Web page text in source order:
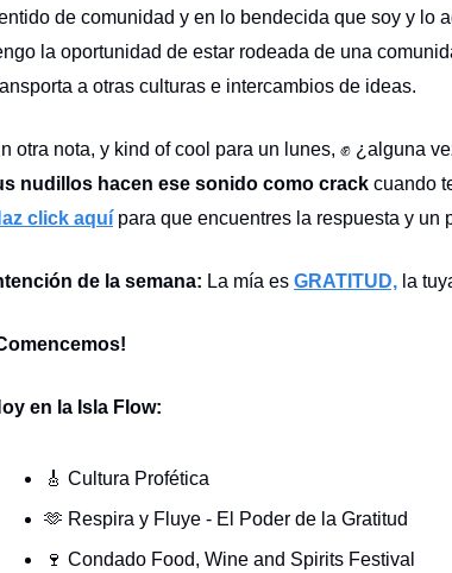
de comunidad y en lo bendecida que soy y lo
la oportunidad de estar rodeada de una
a otras culturas e intercambios de ideas.
otra nota, y kind of cool para un lunes, ✊ ¿alguna
nudillos hacen ese sonido como crack cuando
click aquí para que encuentres la respuesta y un
de la semana: La mía es GRATITUD, la
en la Isla Flow:
🎸 Cultura Profética
🫶 Respira y Fluye - El Poder de la Gratitud
🍷 Condado Food, Wine and Spirits Festival